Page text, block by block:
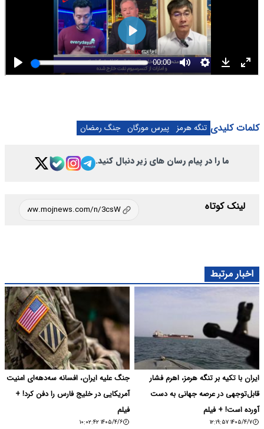
کلمات کلیدی تنگه هرمز پیرس مورگان جنگ رمضان
ما را در پیام رسان های زیر دنبال کنید.
لینک کوتاه
اخبار مرتبط
ایران با تکیه بر تنگه هرمز، اهرم فشار
قابل‌توجهی در عرصه جهانی به دست
آورده است! + فیلم
۱۴۰۵/۴/۷ ۱۲:۱۹:۵۷
جنگ علیه ایران، افسانه سه‌دهه‌ای امنیت
آمریکایی در خلیج فارس را دفن کرد! +
فیلم
۱۴۰۵/۴/۶ ۱۰:۰۲:۴۲